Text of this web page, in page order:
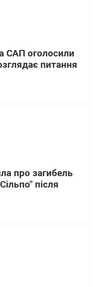
САП оголосили
питання
про загибель
після